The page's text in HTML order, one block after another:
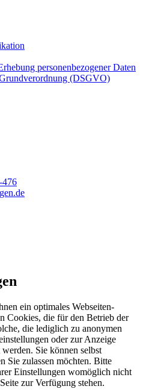
personenbezogener Daten
(DSGVO)
476
ein optimales Webseiten-
Cookies, die für den Betrieb der
die lediglich zu anonymen
oder zur Anzeige
Sie können selbst
Sie zulassen möchten. Bitte
Einstellungen womöglich nicht
zur Verfügung stehen.